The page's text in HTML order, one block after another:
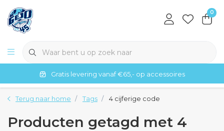
0
Gratis levering vanaf €65,- op accessoires
Terug naar home Tags 4 cijferige code
Producten getagd met 4